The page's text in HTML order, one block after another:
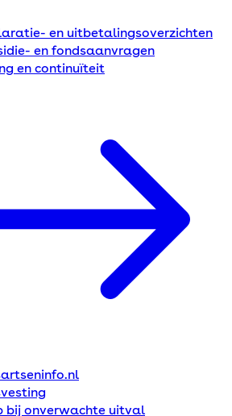
en uitbetalingsoverzichten
en fondsaanvragen
en continuïteit
bij onverwachte uitval